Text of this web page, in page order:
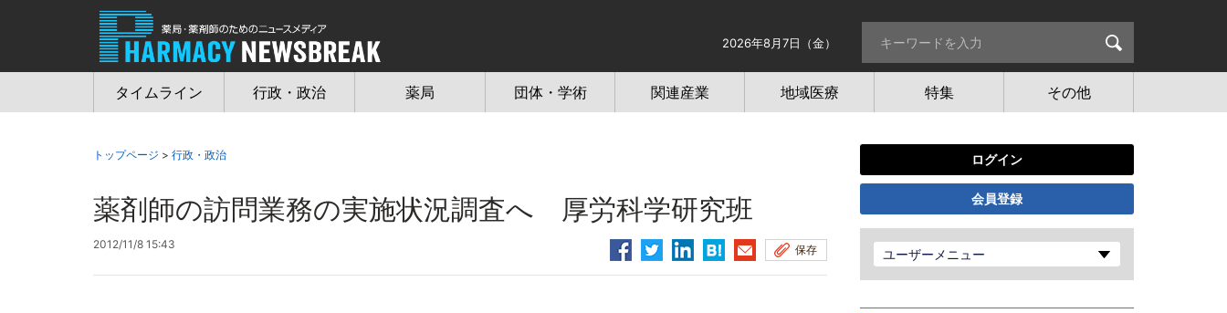
2026年8月7日（金）
タイムライン 行政・政治 薬局 団体・学術 関連産業 地域医療 特集 その他
トップページ > 行政・政治
薬剤師の訪問業務の実施状況調査へ 厚労科学研究班
2012/11/8 15:43 保存
ログイン
会員登録
ユーザーメニュー